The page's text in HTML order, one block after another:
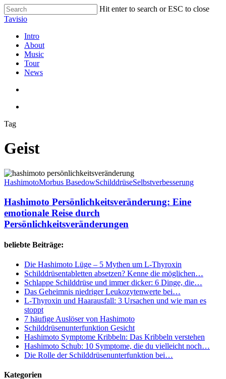
Skip
to
content
Hit enter to search or ESC to close
Close
Tavisio
search
Menu
Intro
About
Music
Tour
News
Tag
Geist
Hashimoto
Persönlichkeitsveränderung:
emotionale
Reise
durch
Persönlichkeitsveränderungen
HashimotoMorbus BasedowSchilddrüseSelbstverbesserung
Hashimoto Persönlichkeitsveränderung: Eine
emotionale Reise durch
Persönlichkeitsveränderungen
beliebte Beiträge:
Die Hashimoto Lüge – 5 Mythen um L-Thyroxin
Schilddrüsentabletten absetzen? Kenne die möglichen…
Schlappe Schilddrüse und immer dicker: 6 Dinge, die…
Das Geheimnis niedriger Leukozytenwerte bei…
L-Thyroxin und Haarausfall: 3 Ursachen und wie man es
stoppt
7 häufige Auslöser von Hashimoto
Schilddrüsenunterfunktion Gesicht
Hashimoto Symptome Kribbeln: Das Kribbeln verstehen
Hashimoto Schub: 10 Symptome, die du vielleicht noch…
Die Rolle der Schilddrüsenunterfunktion bei…
Kategorien